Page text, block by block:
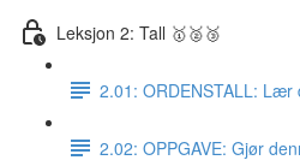
Leksjon 2: Tall 🥇🥈🥉
2.01: ORDENSTALL: Lær
2.02: OPPGAVE: Gjør